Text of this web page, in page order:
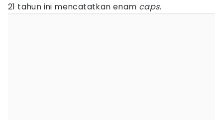
21 tahun ini mencatatkan enam caps.